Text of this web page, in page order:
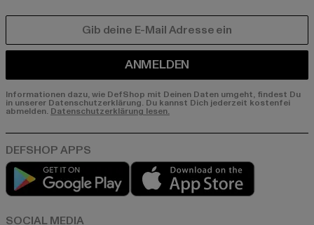
ANMELDEN
Informationen dazu, wie DefShop mit Deinen Daten umgeht, findest Du
in unserer Datenschutzerklärung. Du kannst Dich jederzeit kostenfei
abmelden. Datenschutzerklärung lesen.
Play market